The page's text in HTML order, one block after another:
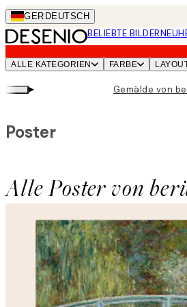
Skip
to
main
content.
GER DEUTSCH
BELIEBTE BILDER
ALLE KATEGORIEN FARBE
▸ Gemälde von
Alle Poster von
Poster